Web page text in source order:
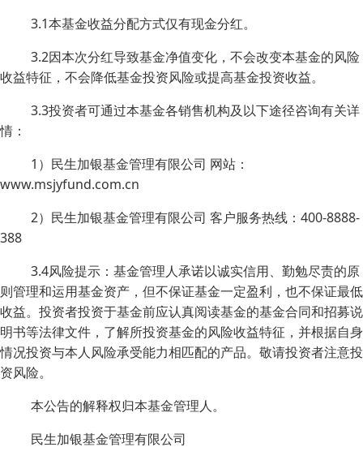
3.1本基金收益分配方式仅有现金分红。
3.2因本次分红导致基金净值变化，不会改变本基金的风险
收益特征，不会降低基金投资风险或提高基金投资收益。
3.3投资者可通过本基金各销售机构及以下途径咨询有关详
情：
1）民生加银基金管理有限公司 网站：
www.msjyfund.com.cn
2）民生加银基金管理有限公司 客户服务热线：400-8888-
388
3.4风险提示：基金管理人承诺以诚实信用、勤勉尽责的原
则管理和运用基金资产，但不保证基金一定盈利，也不保证最低
收益。投资者投资于基金前应认真阅读基金的基金合同和招募说
明书等法律文件，了解所投资基金的风险收益特征，并根据自身
情况投资与本人风险承受能力相匹配的产品。敬请投资者注意投
资风险。
本公告的解释权归本基金管理人。
民生加银基金管理有限公司